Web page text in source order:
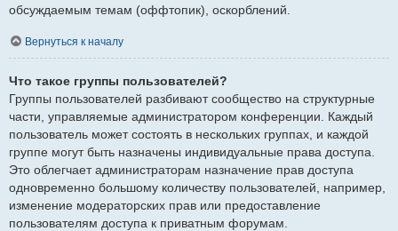
обсуждаемым темам (оффтопик), оскорблений.
Вернуться к началу
Что такое группы пользователей?
Группы пользователей разбивают сообщество на структурные
части, управляемые администратором конференции. Каждый
пользователь может состоять в нескольких группах, и каждой
группе могут быть назначены индивидуальные права доступа.
Это облегчает администраторам назначение прав доступа
одновременно большому количеству пользователей, например,
изменение модераторских прав или предоставление
пользователям доступа к приватным форумам.